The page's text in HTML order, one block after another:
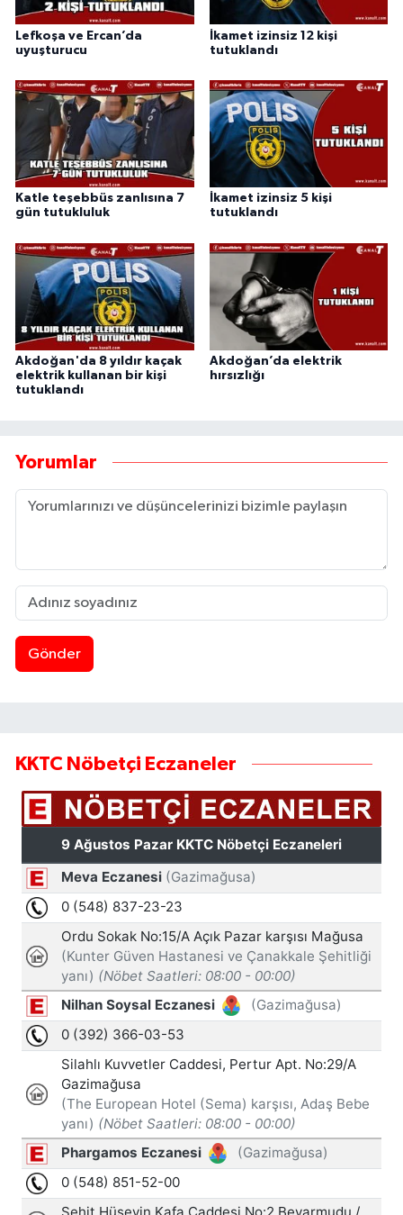
Lefkoşa ve Ercan’da
uyuşturucu
İkamet izinsiz 12 kişi
tutuklandı
Katle teşebbüs zanlısına 7
gün tutukluluk
İkamet izinsiz 5 kişi
tutuklandı
Akdoğan'da 8 yıldır kaçak
elektrik kullanan bir kişi
tutuklandı
Akdoğan’da elektrik
hırsızlığı
Yorumlar
Gönder
KKTC Nöbetçi Eczaneler